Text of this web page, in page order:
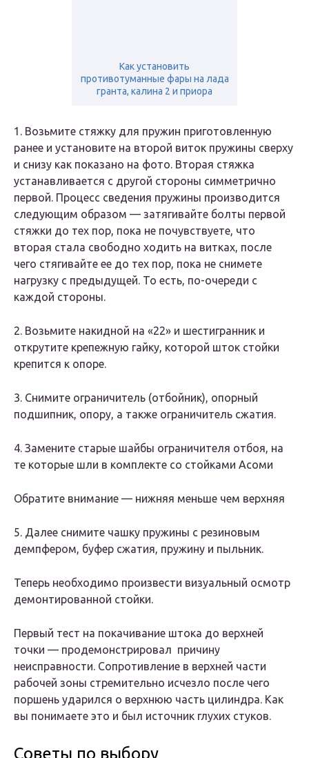
Как установить
противотуманные фары на лада
гранта, калина 2 и приора
1. Возьмите стяжку для пружин приготовленную
ранее и установите на второй виток пружины сверху
и снизу как показано на фото. Вторая стяжка
устанавливается с другой стороны симметрично
первой. Процесс сведения пружины производится
следующим образом — затягивайте болты первой
стяжки до тех пор, пока не почувствуете, что
вторая стала свободно ходить на витках, после
чего стягивайте ее до тех пор, пока не снимете
нагрузку с предыдущей. То есть, по-очереди с
каждой стороны.
2. Возьмите накидной на «22» и шестигранник и
открутите крепежную гайку, которой шток стойки
крепится к опоре.
3. Снимите ограничитель (отбойник), опорный
подшипник, опору, а также ограничитель сжатия.
4. Замените старые шайбы ограничителя отбоя, на
те которые шли в комплекте со стойками Асоми
Обратите внимание — нижняя меньше чем верхняя
5. Далее снимите чашку пружины с резиновым
демпфером, буфер сжатия, пружину и пыльник.
Теперь необходимо произвести визуальный осмотр
демонтированной стойки.
Первый тест на покачивание штока до верхней
точки — продемонстрировал причину
неисправности. Сопротивление в верхней части
рабочей зоны стремительно исчезло после чего
поршень ударился о верхнюю часть цилиндра. Как
вы понимаете это и был источник глухих стуков.
Советы по выбору